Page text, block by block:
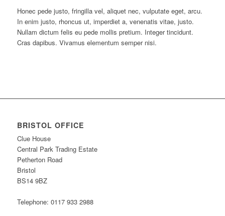
Honec pede justo, fringilla vel, aliquet nec, vulputate eget, arcu.
In enim justo, rhoncus ut, imperdiet a, venenatis vitae, justo.
Nullam dictum felis eu pede mollis pretium. Integer tincidunt.
Cras dapibus. Vivamus elementum semper nisi.
BRISTOL OFFICE
Clue House
Central Park Trading Estate
Petherton Road
Bristol
BS14 9BZ
Telephone: 0117 933 2988